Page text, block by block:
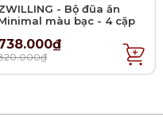
- Bộ đũa ăn
màu bạc - 4 cặp